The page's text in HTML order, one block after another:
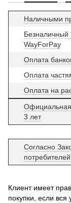
Наличными
Безналичный
WayForPay
Оплата
Оплата
Оплата на
Официальная
3 лет
Согласно
Клиент имеет
покупки, если